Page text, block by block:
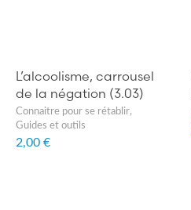
L’alcoolisme, carrousel
de la négation (3.03)
Connaitre pour se rétablir,
Guides et outils
2,00 €